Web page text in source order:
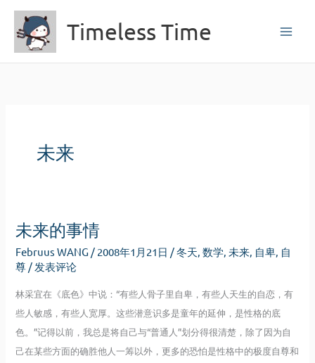
容
Timeless Time
未来
未来的事情
Februus WANG / 2008年1月21日 /冬天 ,数学 ,未来 自卑 自
尊 / 发表评论
林采宜在《底色》中说：“有些人骨子里自卑，有些人天生的自恋，有
些人敏感，有些人宽厚。这些潜意识多是童年的延伸，是性格的底
色。”记得以前，我总是将自己与“普通人”划分得很清楚，除了因为自
己在某些方面的确胜他人一筹以外，更多的恐怕是性格中的极度自尊和